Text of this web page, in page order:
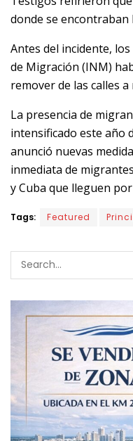
donde se
Antes del incidente,
de Migración (INM)
remover de las calles
La presencia de
intensificado este año
anunció nuevas
inmediata de
y Cuba que lleguen
Tags: Featured